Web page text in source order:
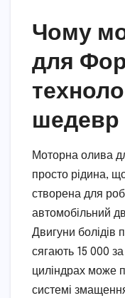
Чому
для
шедевр
Моторна олива
просто рідина,
створена для
автомобільний
Двигуни болідів
сягають 15 000
циліндрах може
системі